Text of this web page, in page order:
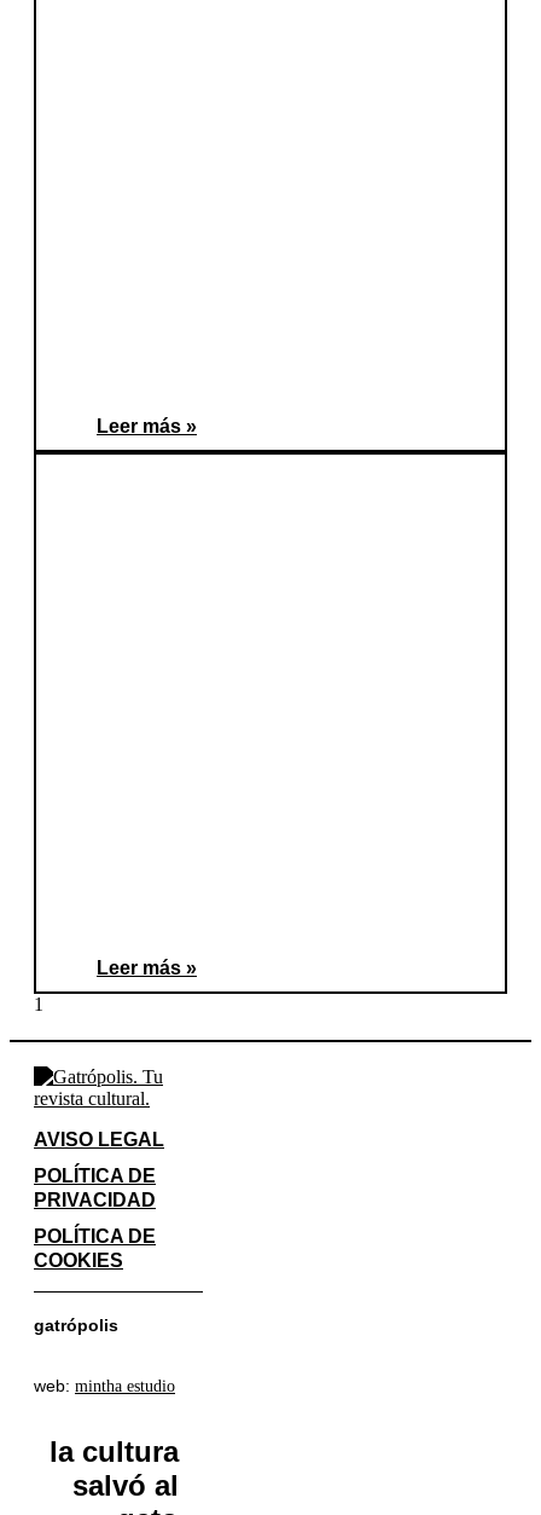
Leer más »
Leer más »
AVISO LEGAL
POLÍTICA DE
PRIVACIDAD
POLÍTICA DE
COOKIES
gatrópolis
web: mintha estudio
la cultura
salvó al